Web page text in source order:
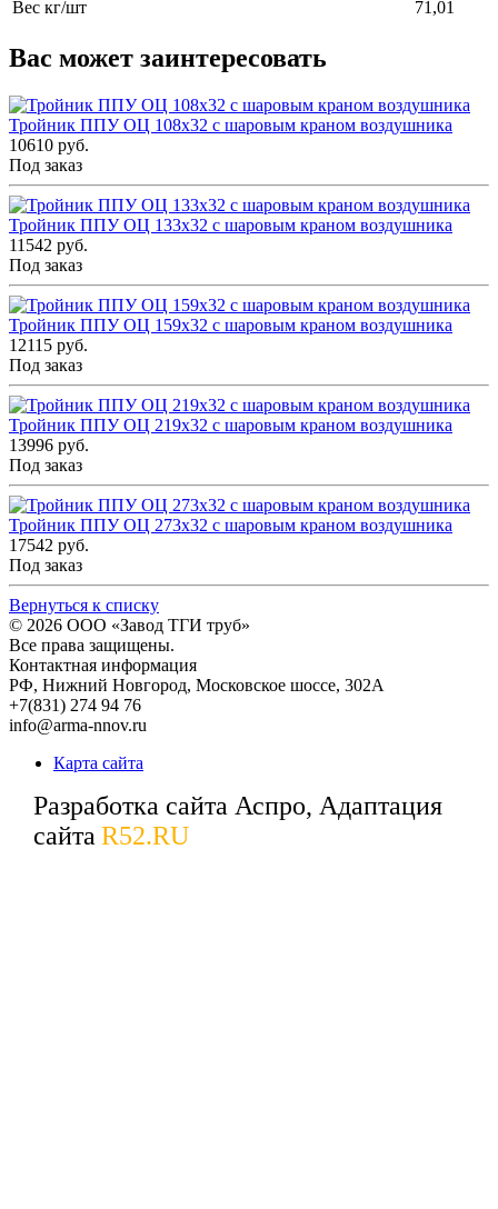
Вес кг/шт 71,01
Вас может заинтересовать
Тройник ППУ ОЦ 108x32 с шаровым краном воздушника
10610 руб.
Под заказ
Тройник ППУ ОЦ 133x32 с шаровым краном воздушника
11542 руб.
Под заказ
Тройник ППУ ОЦ 159x32 с шаровым краном воздушника
12115 руб.
Под заказ
Тройник ППУ ОЦ 219x32 с шаровым краном воздушника
13996 руб.
Под заказ
Тройник ППУ ОЦ 273x32 с шаровым краном воздушника
17542 руб.
Под заказ
Вернуться к списку
© 2026 ООО «Завод ТГИ труб»
Все права защищены.
Контактная информация
РФ, Нижний Новгород, Московское шоссе, 302А
+7(831) 274 94 76
info@arma-nnov.ru
Карта сайта
Разработка сайта Аспро, Адаптация
сайта R52.RU